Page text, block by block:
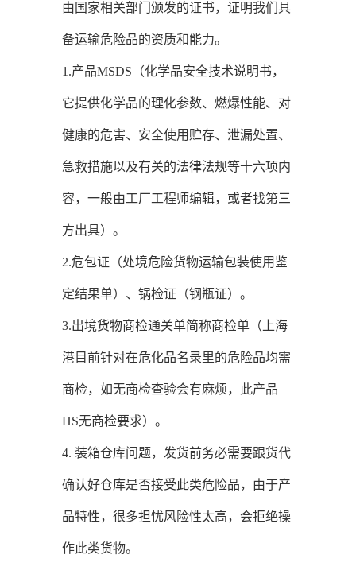
由国家相关部门颁发的证书，证明我们具
备运输危险品的资质和能力。
1.产品MSDS（化学品安全技术说明书，
它提供化学品的理化参数、燃爆性能、对
健康的危害、安全使用贮存、泄漏处置、
急救措施以及有关的法律法规等十六项内
容，一般由工厂工程师编辑，或者找第三
方出具）。
2.危包证（处境危险货物运输包装使用鉴
定结果单）、锅检证（钢瓶证）。
3.出境货物商检通关单简称商检单（上海
港目前针对在危化品名录里的危险品均需
商检，如无商检查验会有麻烦，此产品
HS无商检要求）。
4. 装箱仓库问题，发货前务必需要跟货代
确认好仓库是否接受此类危险品，由于产
品特性，很多担忧风险性太高，会拒绝操
作此类货物。